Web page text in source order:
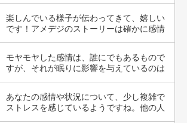
楽しんでいる様子が伝わってきて、嬉しい
です！アメデジのストーリーは確かに感情
モヤモヤした感情は、誰にでもあるもので
すが、それが眠りに影響を与えているのは
あなたの感情や状況について、少し複雑で
ストレスを感じているようですね。他の人